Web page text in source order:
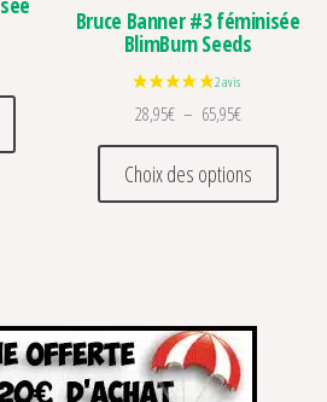
de prix : 30,00€ à 72,90€
Ce produit a plusieurs variations. Les
Bruce Banner #3 féminisée
BlimBurn Seeds
28,95€ – 65,95€Plage de prix
Choix des options
Ce